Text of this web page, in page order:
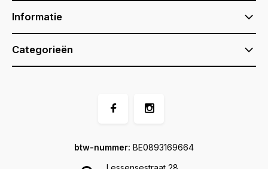
Informatie
Categorieën
btw-nummer: BE0893169664